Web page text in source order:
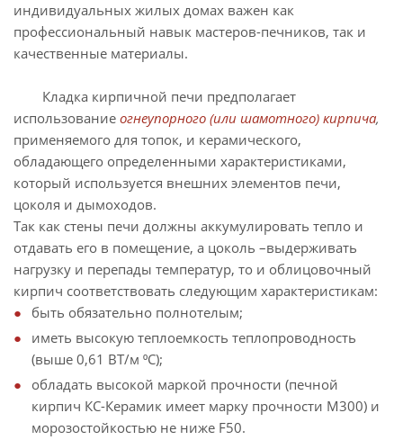
индивидуальных жилых домах важен как
профессиональный навык мастеров-печников, так и
качественные материалы.
Кладка кирпичной печи предполагает
использование огнеупорного (или шамотного) кирпича,
применяемого для топок, и керамического,
обладающего определенными характеристиками,
который используется внешних элементов печи,
цоколя и дымоходов.
Так как стены печи должны аккумулировать тепло и
отдавать его в помещение, а цоколь –выдерживать
нагрузку и перепады температур, то и облицовочный
кирпич соответствовать следующим характеристикам:
быть обязательно полнотелым;
иметь высокую теплоемкость теплопроводность
(выше 0,61 ВТ/м ⁰С);
обладать высокой маркой прочности (печной
кирпич КС-Керамик имеет марку прочности М300) и
морозостойкостью не ниже F50.